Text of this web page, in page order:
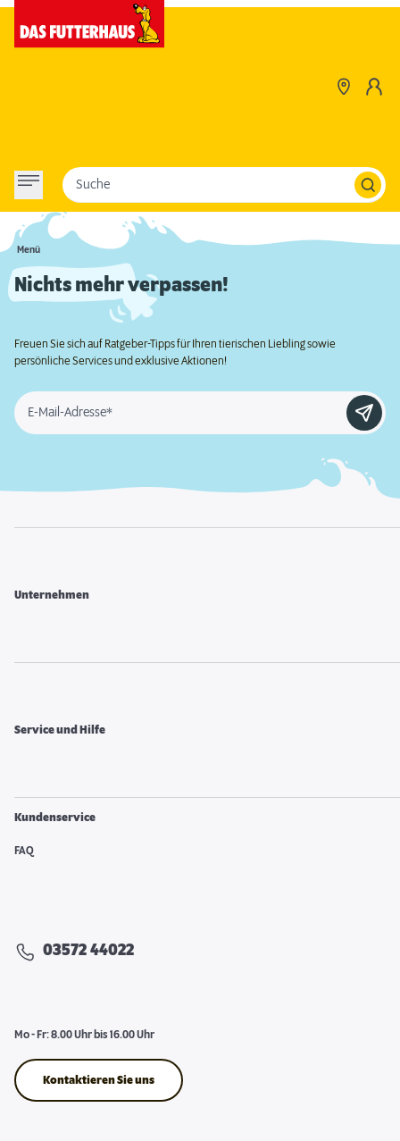
Menü
Suche
Nichts mehr verpassen!
Freuen Sie sich auf Ratgeber-Tipps für Ihren tierischen Liebling sowie
persönliche Services und exklusive Aktionen!
E-Mail-Adresse*
Unternehmen
Service und Hilfe
Kundenservice
FAQ
03572 44022
Mo - Fr: 8.00 Uhr bis 16.00 Uhr
Kontaktieren Sie uns